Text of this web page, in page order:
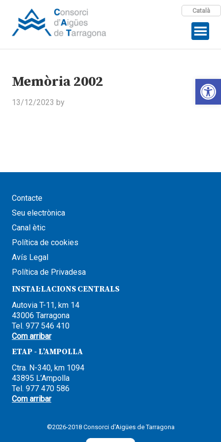
Català
Memòria 2002
13/12/2023 by
Contacte
Seu electrònica
Canal ètic
Política de cookies
Avís Legal
Política de Privadesa
INSTAL·LACIONS CENTRALS
Autovia T-11, km 14
43006 Tarragona
Tel. 977 546 410
Com arribar
ETAP - L’AMPOLLA
Ctra. N-340, km 1094
43895 L’Ampolla
Tel. 977 470 586
Com arribar
©2026-2018 Consorci d'Aigües de Tarragona